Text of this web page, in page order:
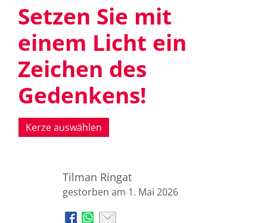
Setzen Sie mit
einem Licht ein
Zeichen des
Gedenkens!
Kerze auswählen
Tilman Ringat
gestorben am 1. Mai 2026